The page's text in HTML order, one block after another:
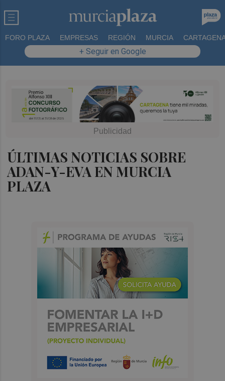
FORO PLAZA EMPRESAS REGIÓN MURCIA
+ Seguir en Google
ÚLTIMAS NOTICIAS SOBRE
ADAN-Y-EVA EN MURCIA
PLAZA